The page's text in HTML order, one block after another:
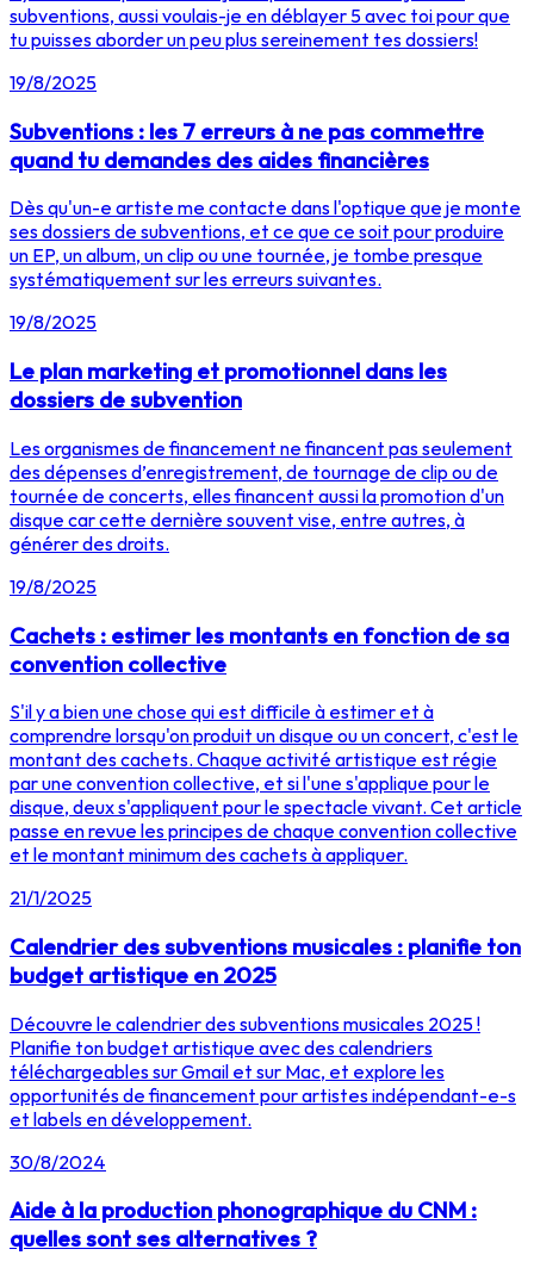
subventions, aussi voulais-je en déblayer 5 avec toi pour que
tu puisses aborder un peu plus sereinement tes dossiers!
19/8/2025
Subventions : les 7 erreurs à ne pas commettre
quand tu demandes des aides financières
Dès qu'un-e artiste me contacte dans l'optique que je monte
ses dossiers de subventions, et ce que ce soit pour produire
un EP, un album, un clip ou une tournée, je tombe presque
systématiquement sur les erreurs suivantes.
19/8/2025
Le plan marketing et promotionnel dans les
dossiers de subvention
Les organismes de financement ne financent pas seulement
des dépenses d’enregistrement, de tournage de clip ou de
tournée de concerts, elles financent aussi la promotion d'un
disque car cette dernière souvent vise, entre autres, à
générer des droits.
19/8/2025
Cachets : estimer les montants en fonction de sa
convention collective
S'il y a bien une chose qui est difficile à estimer et à
comprendre lorsqu'on produit un disque ou un concert, c'est le
montant des cachets. Chaque activité artistique est régie
par une convention collective, et si l'une s'applique pour le
disque, deux s'appliquent pour le spectacle vivant. Cet article
passe en revue les principes de chaque convention collective
et le montant minimum des cachets à appliquer.
21/1/2025
Calendrier des subventions musicales : planifie ton
budget artistique en 2025
Découvre le calendrier des subventions musicales 2025 !
Planifie ton budget artistique avec des calendriers
téléchargeables sur Gmail et sur Mac, et explore les
opportunités de financement pour artistes indépendant-e-s
et labels en développement.
30/8/2024
Aide à la production phonographique du CNM :
quelles sont ses alternatives ?